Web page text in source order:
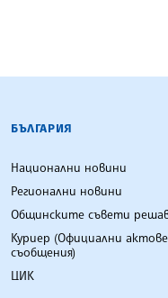
БЪЛГАРСКА
БЪЛГАРИЯ
Национални новини
Регионални новини
Общинските съвети
Куриер (Официални
съобщения)
ЦИК